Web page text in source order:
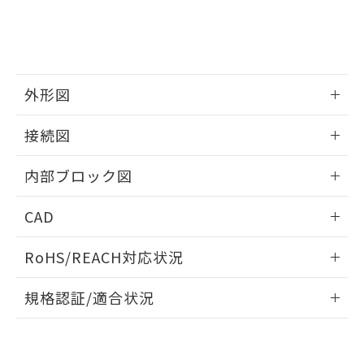
外形図
接続図
内部ブロック図
CAD
ドすることができます。
ログイン/会員登録
RoHS/REACH対応状況
EU RoHS 注意事項・凡例
規格認証/適合状況
す。